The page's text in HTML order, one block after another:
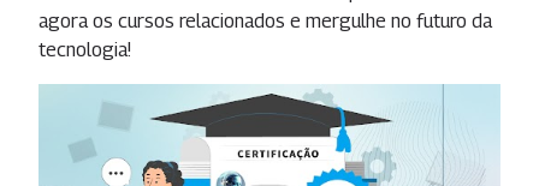
agora os cursos relacionados e mergulhe no futuro da
tecnologia!